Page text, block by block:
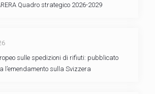
Quadro strategico 2026-2029
sulle spedizioni di rifiuti: pubblicato
l’emendamento sulla Svizzera